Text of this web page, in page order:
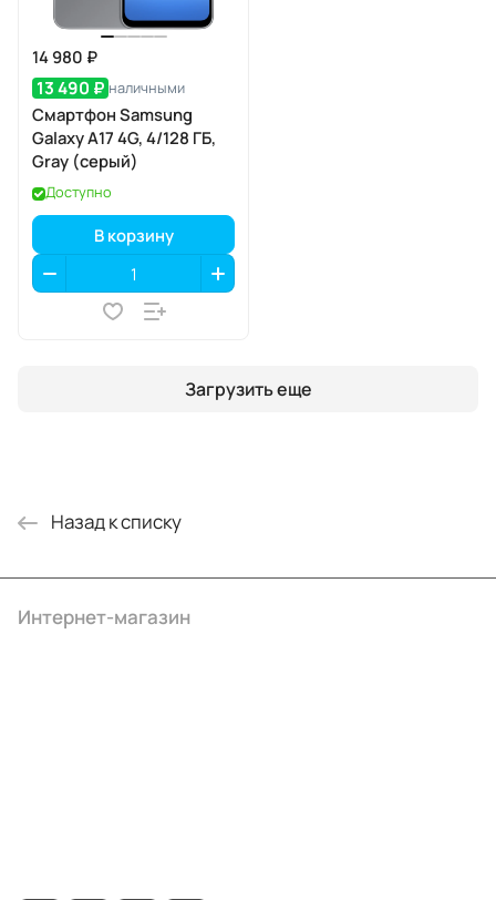
14 980 ₽
13 490 ₽ наличными
Смартфон Samsung
Galaxy A17 4G, 4/128 ГБ,
Gray (серый)
Доступно
В корзину
Загрузить еще
Назад к списку
Интернет-магазин